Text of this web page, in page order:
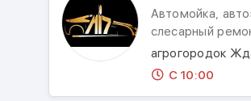
Автомойка,
слесарный
агрогородок
С 10:00